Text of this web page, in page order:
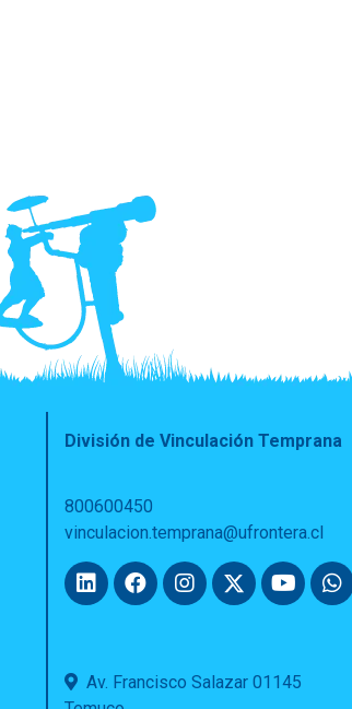
División de Vinculación Temprana
800600450
vinculacion.temprana@ufrontera.cl
Av. Francisco Salazar 01145